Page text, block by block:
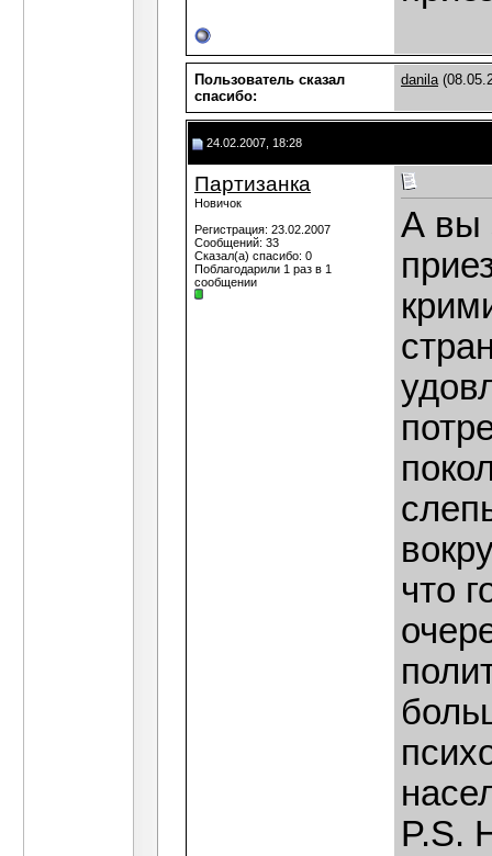
Пользователь сказал
cпасибо:
danila
24.02.2007, 18:28
Партизанка
Новичок
Регистрация: 23.02.2007
Сообщений: 33
Сказал(а) спасибо: 0
Поблагодарили 1 раз в 1
сообщении
А вы
что
P.S.